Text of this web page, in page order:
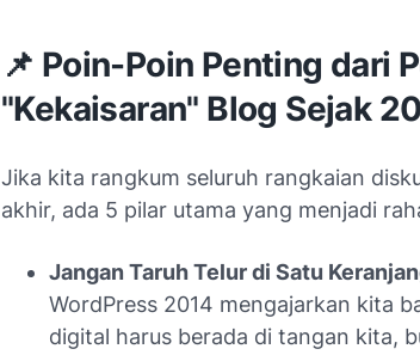
📌 Poin-Poin Penting dari
"Kekaisaran" Blog Sejak
Jika kita rangkum seluruh rangkaian
akhir, ada 5 pilar utama yang menjadi
Jangan Taruh Telur di Satu
WordPress 2014 mengajarkan kita
digital harus berada di tangan kita,